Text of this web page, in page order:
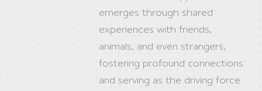
emerges through shared
experiences with friends,
animals, and even strangers,
fostering profound connections
and serving as the driving force